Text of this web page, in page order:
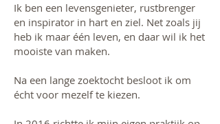
​Ik ben een levensgenieter, rustbrenger
en inspirator in hart en ziel. Net zoals jij
heb ik maar één leven, en daar wil ik het
mooiste van maken.
Na een lange zoektocht besloot ik om
écht voor mezelf te kiezen.